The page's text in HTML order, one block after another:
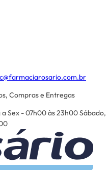
Compras e Entregas
a Sex - 07h00 às 23h00Sábado,